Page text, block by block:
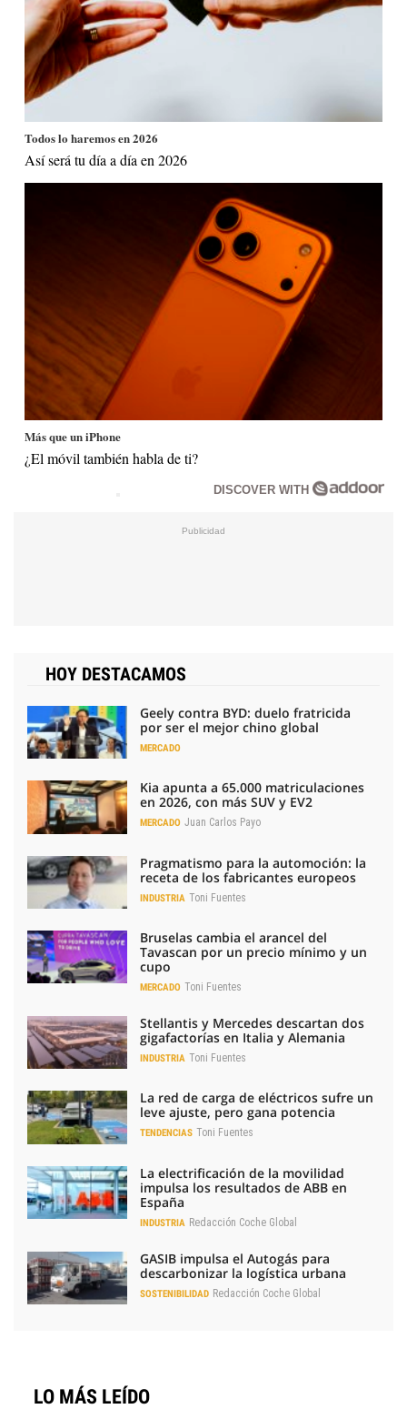
Todos lo haremos en 2026
Así será tu día a día en 2026
Más que un iPhone
¿El móvil también habla de ti?
DISCOVER WITH
HOY DESTACAMOS
Geely contra BYD: duelo fratricida
por ser el mejor chino global
MERCADO
Kia apunta a 65.000 matriculaciones
en 2026, con más SUV y EV2
MERCADO Juan Carlos Payo
Pragmatismo para la automoción: la
receta de los fabricantes europeos
INDUSTRIA Toni Fuentes
Bruselas cambia el arancel del
Tavascan por un precio mínimo y un
cupo
MERCADO Toni Fuentes
Stellantis y Mercedes descartan dos
gigafactorías en Italia y Alemania
INDUSTRIA Toni Fuentes
La red de carga de eléctricos sufre un
leve ajuste, pero gana potencia
TENDENCIAS Toni Fuentes
La electrificación de la movilidad
impulsa los resultados de ABB en
España
INDUSTRIA Redacción Coche Global
GASIB impulsa el Autogás para
descarbonizar la logística urbana
SOSTENIBILIDAD Redacción Coche Global
LO MÁS LEÍDO